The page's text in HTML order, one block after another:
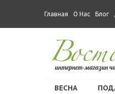
Главная О Нас Блог
ВЕСНА